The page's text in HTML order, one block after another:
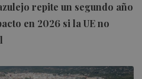
repite un segundo año
en 2026 si la UE no